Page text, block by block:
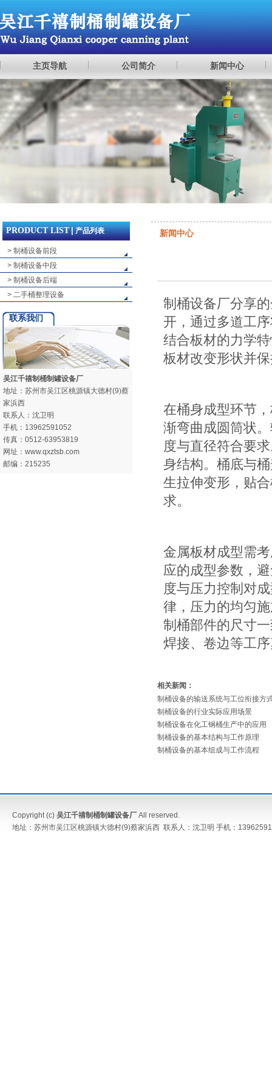
主页导航 公司简介 新闻中心
PRODUCT LIST | 产品列表
> 制桶设备前段
> 制桶设备中段
> 制桶设备后端
> 二手桶整理设备
联系我们
吴江千禧制桶制罐设备厂
地址：苏州市吴江区桃源镇大德村(9)蔡
家浜西
联系人：沈卫明
手机：13962591052
传真：0512-63953819
网址：www.qxztsb.com
邮编：215235
新闻中心
制桶设备厂分享
开，通过多道工
结合板材的力学
板材改变形状并
在桶身成型环节
渐弯曲成圆筒状
度与直径符合要
身结构。桶底与
生拉伸变形，贴
求。
金属板材成型需
应的成型参数，
度与压力控制对
律，压力的均匀
制桶部件的尺寸
焊接、卷边等工
相关新闻：
制桶设备的输送系统与工位衔接方
制桶设备的行业实际应用场景
制桶设备在化工钢桶生产中的应用
制桶设备的基本结构与工作原理
制桶设备的基本组成与工作流程
Copyright (c) 吴江千禧制桶制罐设备厂 All reserved.
地址：苏州市吴江区桃源镇大德村(9)蔡家浜西 联系人：沈卫明 手机：